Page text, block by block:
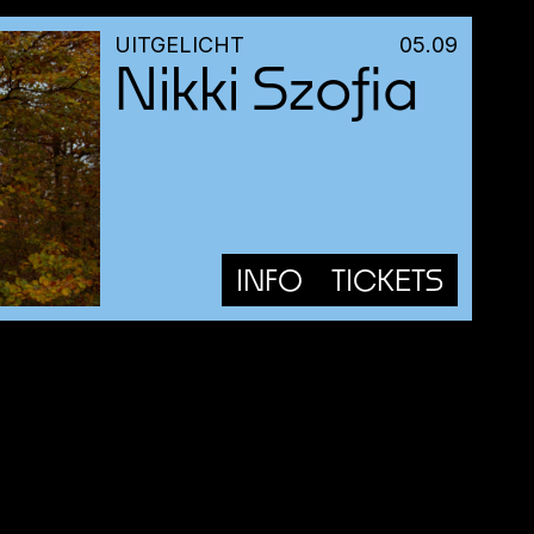
UITGELICHT 05.09
Nikki Szofia
INFO TICKETS